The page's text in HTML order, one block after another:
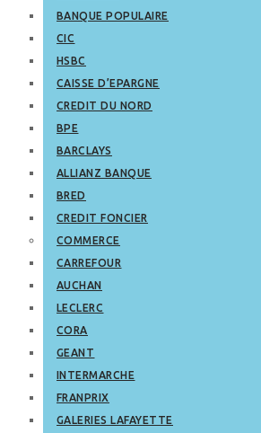
BANQUE POPULAIRE
CIC
HSBC
CAISSE D’EPARGNE
CREDIT DU NORD
BPE
BARCLAYS
ALLIANZ BANQUE
BRED
CREDIT FONCIER
COMMERCE
CARREFOUR
AUCHAN
LECLERC
CORA
GEANT
INTERMARCHE
FRANPRIX
GALERIES LAFAYETTE